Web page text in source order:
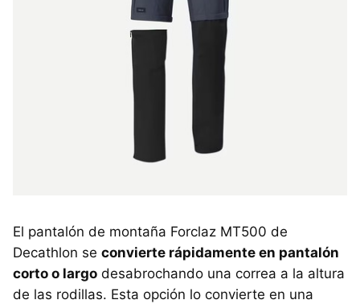
El pantalón de montaña Forclaz MT500 de
Decathlon se convierte rápidamente en pantalón
corto o largo desabrochando una correa a la altura
de las rodillas. Esta opción lo convierte en una